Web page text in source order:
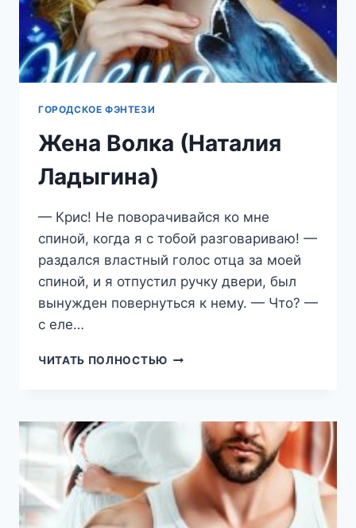
ГОРОДСКОЕ ФЭНТЕЗИ
Жена Волка (Наталия
Ладыгина)
— Крис! Не поворачивайся ко мне
спиной, когда я с тобой разговариваю! —
раздался властный голос отца за моей
спиной, и я отпустил ручку двери, был
вынужден повернуться к нему. — Что? —
с еле…
ЧИТАТЬ ПОЛНОСТЬЮ ЖЕНА